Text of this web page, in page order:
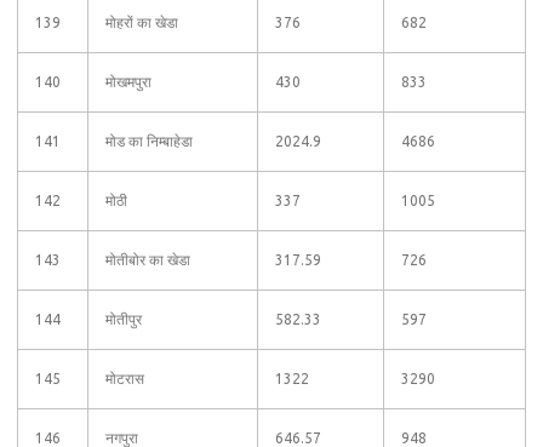
139 मोहरों का खेडा 376 682
140 मोखमपुरा 430 833
141 मोड का निम्बाहेडा 2024.9 4686
142 मोठी 337 1005
143 मोतीबोर का खेडा 317.59 726
144 मोतीपुर 582.33 597
145 मोटरास 1322 3290
146 नगपुरा 646.57 948